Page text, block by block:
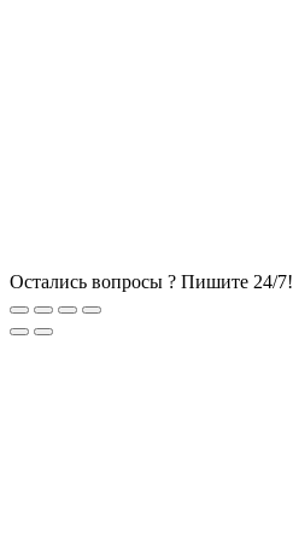
Остались вопросы ? Пишите 24/7!